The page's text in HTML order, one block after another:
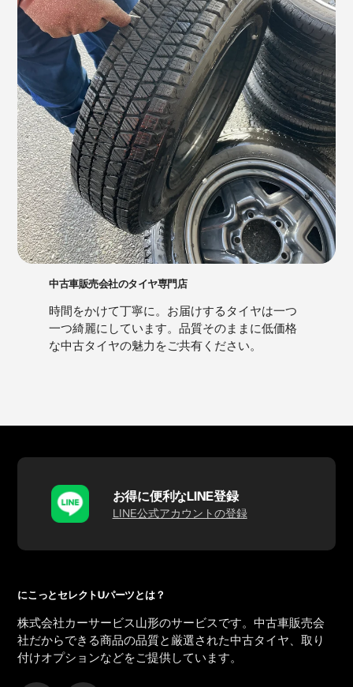
中古車販売会社のタイヤ専門店
時間をかけて丁寧に。お届けするタイヤは一つ
一つ綺麗にしています。品質そのままに低価格
な中古タイヤの魅力をご共有ください。
お得に便利なLINE登録
LINE公式アカウントの登録
にこっとセレクトUパーツとは？
株式会社カーサービス山形のサービスです。中古車販売会
社だからできる商品の品質と厳選された中古タイヤ、取り
付けオプションなどをご提供しています。